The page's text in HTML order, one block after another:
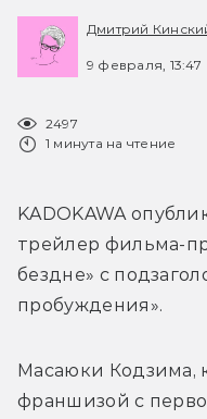
Дмитрий
9 февраля, 13:47
2497
1 минута на чтение
KADOKAWA
трейлер фильма-
бездне» с
пробуждения».
Масаюки Кодзима,
франшизой с